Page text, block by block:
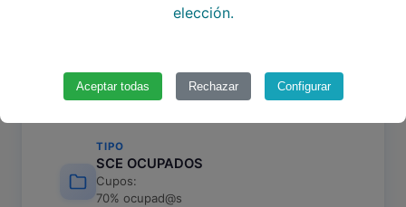
Datos del curso
TIPO
SCE OCUPADOS
Cupos:
70% ocupad@s
elección.
Aceptar todas Rechazar Configurar